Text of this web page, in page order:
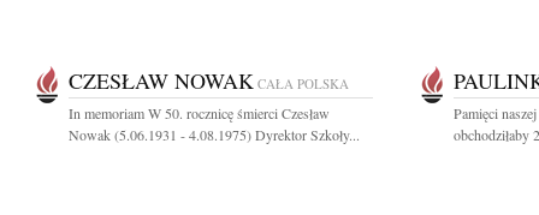
CZESŁAW NOWAK CAŁA POLSKA
In memoriam W 50. rocznicę śmierci Czesław
Nowak (5.06.1931 - 4.08.1975) Dyrektor Szkoły...
Pamięci
obchodziłaby